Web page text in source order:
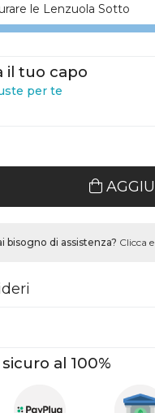
le Lenzuola Sotto
il tuo capo
per te
bisogno di assistenza? Clicca
al 100%